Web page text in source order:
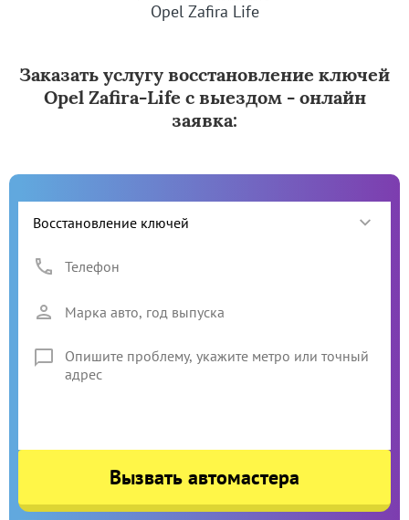
Opel Zafira Life
Заказать услугу восстановление ключей
Opel Zafira-Life с выездом - онлайн
заявка:
Вызвать автомастера